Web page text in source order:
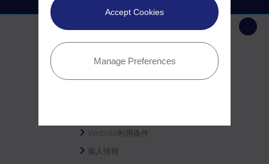
著作権ステートメント
CSR
Modern Slavery
Website利用条件
個人情報
Accept Cookies
Manage Preferences